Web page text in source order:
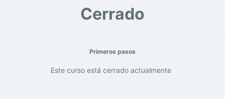
Cerrado
Primeros pasos
Este curso está cerrado actualmente